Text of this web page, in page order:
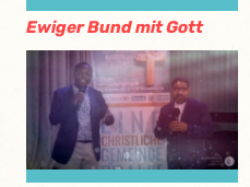
Ewiger Bund mit Gott